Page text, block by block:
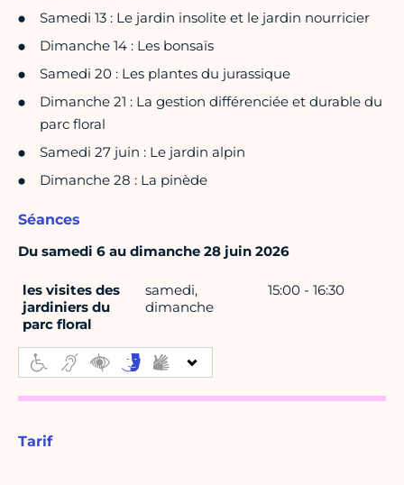
Samedi 13 : Le jardin insolite et le jardin nourricier
Dimanche 14 : Les bonsaïs
Samedi 20 : Les plantes du jurassique
Dimanche 21 : La gestion différenciée et durable du
parc floral
Samedi 27 juin : Le jardin alpin
Dimanche 28 : La pinède
Séances
Du samedi 6 au dimanche 28 juin 2026
les visites des
jardiniers du
parc floral
samedi,
dimanche
15:00 - 16:30
Tarif